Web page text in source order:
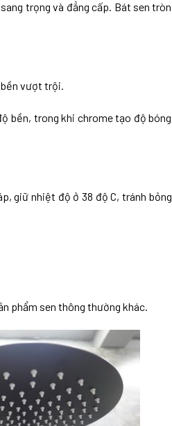
trọng và đẳng cấp. Bát sen tròn
bền vượt trội.
bền, trong khi chrome tạo độ bóng
giữ nhiệt độ ở 38 độ C, tránh bỏng
phẩm sen thông thường khác.